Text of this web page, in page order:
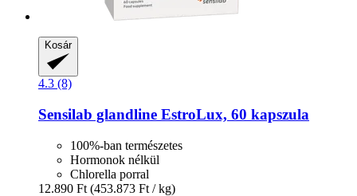
Kosár
4.3 (8)
Sensilab glandline EstroLux, 60 kapszula
100%-ban természetes
Hormonok nélkül
Chlorella porral
12.890 Ft (453.873 Ft / kg)